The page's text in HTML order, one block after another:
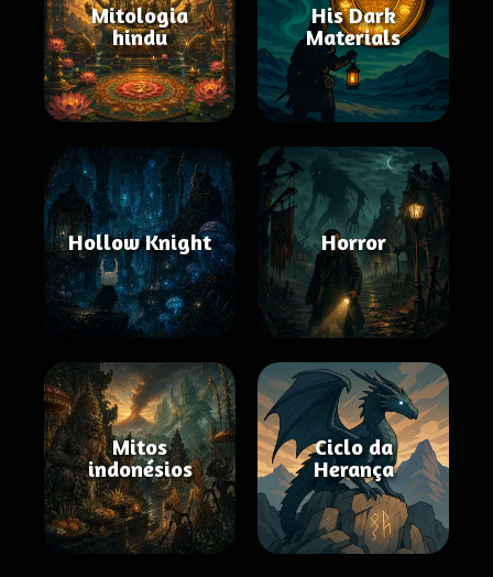
Mitologia
hindu
His Dark
Materials
Hollow Knight Horror
Mitos
indonésios
Ciclo da
Herança